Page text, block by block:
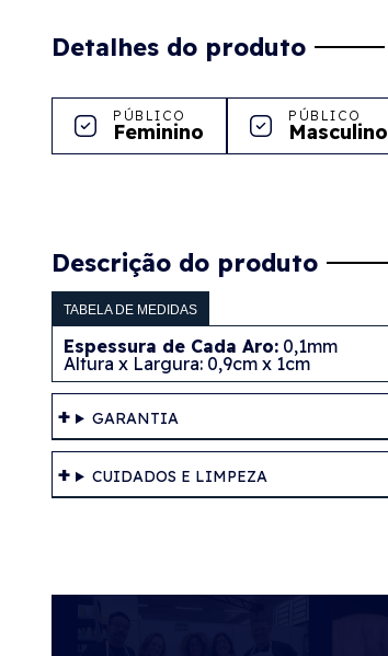
Detalhes do produto
PÚBLICO
Feminino
PÚBLICO
Masculino
Descrição do produto
TABELA DE MEDIDAS
Espessura de Cada Aro: 0,1mm
Altura x Largura: 0,9cm x 1cm
GARANTIA
CUIDADOS E LIMPEZA